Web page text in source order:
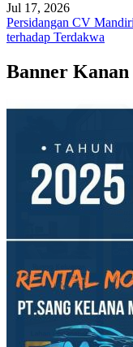
Jul 17, 2026
Persidangan CV
terhadap Terdakwa
Banner Kanan